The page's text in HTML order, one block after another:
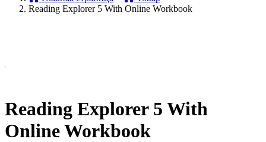
Reading Explorer 5 With Online Workbook
Reading Explorer 5 With
Online Workbook